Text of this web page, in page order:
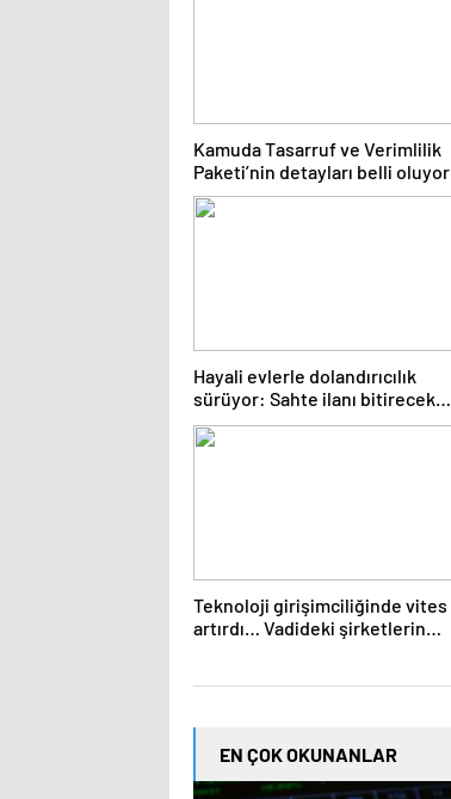
Kamuda Tasarruf ve Verimlilik
Paketi’nin detayları belli oluyor
Hayali evlerle dolandırıcılık
sürüyor: Sahte ilanı bitirecek
hamle bekleniyor
Teknoloji girişimciliğinde vites
artırdı… Vadideki şirketlerin
EN ÇOK OKUNANLAR